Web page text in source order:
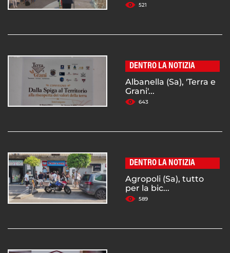
521
DENTRO LA NOTIZIA
Albanella (Sa), 'Terra e
Grani'...
643
DENTRO LA NOTIZIA
Agropoli (Sa), tutto
per la bic...
589